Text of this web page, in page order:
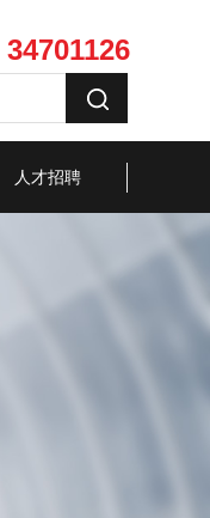
人才招聘